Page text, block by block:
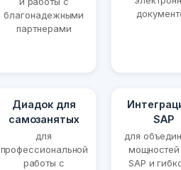
благонадежными
партнерами
Диадок для
самозанятых
для
профессиональной
работы с
SAP
для
мощностей
SAP и